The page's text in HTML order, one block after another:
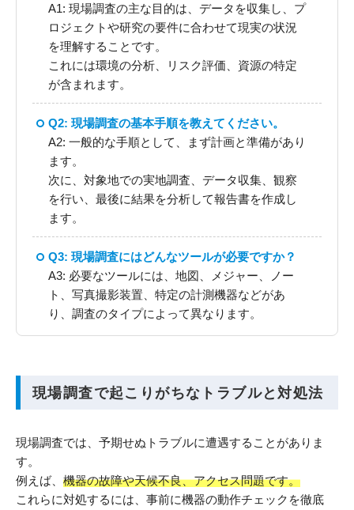
A1: 現場調査の主な目的は、データを収集し、プ
ロジェクトや研究の要件に合わせて現実の状況
を理解することです。
これには環境の分析、リスク評価、資源の特定
が含まれます。
Q2: 現場調査の基本手順を教えてください。
A2: 一般的な手順として、まず計画と準備があり
ます。
次に、対象地での実地調査、データ収集、観察
を行い、最後に結果を分析して報告書を作成し
ます。
Q3: 現場調査にはどんなツールが必要ですか？
A3: 必要なツールには、地図、メジャー、ノー
ト、写真撮影装置、特定の計測機器などがあ
り、調査のタイプによって異なります。
現場調査で起こりがちなトラブルと対処法
現場調査では、予期せぬトラブルに遭遇することがありま
す。
例えば、 機器の故障や天候不良、アクセス問題です。
これらに対処するには、事前に機器の動作チェックを徹底